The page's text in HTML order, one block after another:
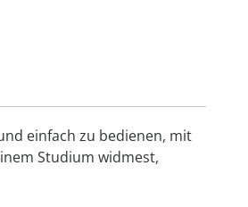
einfach zu bedienen, mit
Studium widmest,